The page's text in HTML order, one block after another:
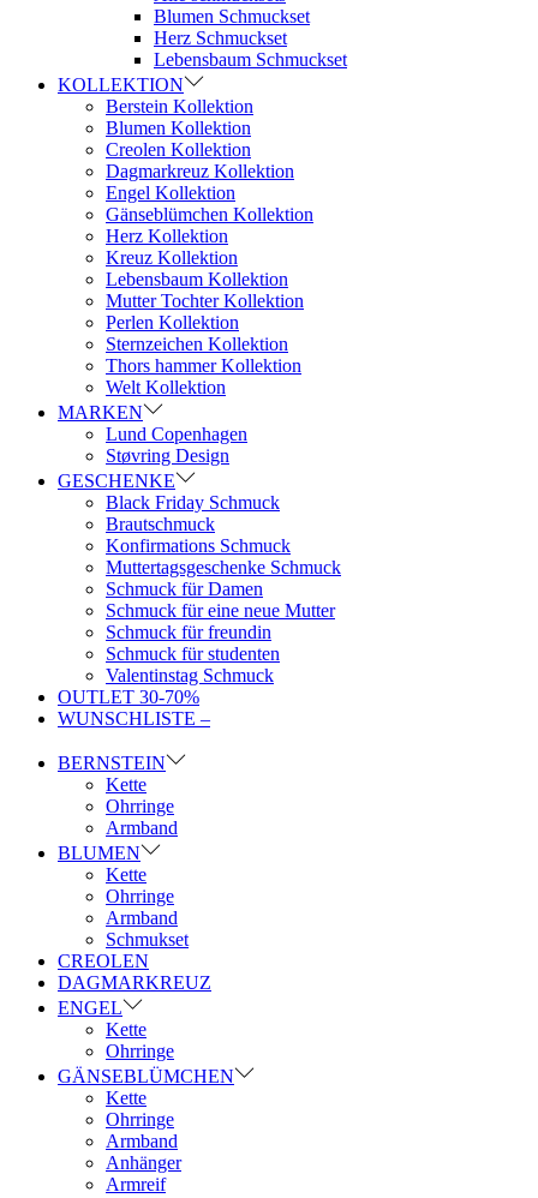
Blumen Schmuckset
Herz Schmuckset
Lebensbaum Schmuckset
KOLLEKTION
Berstein Kollektion
Blumen Kollektion
Creolen Kollektion
Dagmarkreuz Kollektion
Engel Kollektion
Gänseblümchen Kollektion
Herz Kollektion
Kreuz Kollektion
Lebensbaum Kollektion
Mutter Tochter Kollektion
Perlen Kollektion
Sternzeichen Kollektion
Thors hammer Kollektion
Welt Kollektion
MARKEN
Lund Copenhagen
Støvring Design
GESCHENKE
Black Friday Schmuck
Brautschmuck
Konfirmations Schmuck
Muttertagsgeschenke Schmuck
Schmuck für Damen
Schmuck für eine neue Mutter
Schmuck für freundin
Schmuck für studenten
Valentinstag Schmuck
OUTLET 30-70%
WUNSCHLISTE –
BERNSTEIN
Kette
Ohrringe
Armband
BLUMEN
Kette
Ohrringe
Armband
Schmukset
CREOLEN
DAGMARKREUZ
ENGEL
Kette
Ohrringe
GÄNSEBLÜMCHEN
Kette
Ohrringe
Armband
Anhänger
Armreif